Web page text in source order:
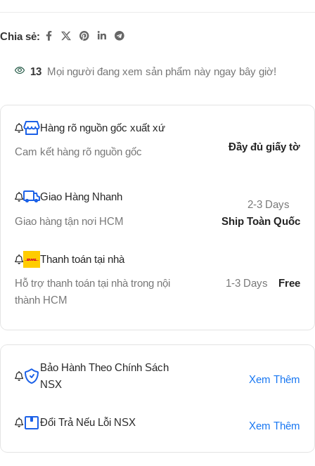
Chia sẻ:
13 Mọi người đang xem sản phẩm này ngay bây giờ!
Hàng rõ nguồn gốc xuất xứ
Cam kết hàng rõ nguồn gốc
Đầy đủ giấy tờ
Giao Hàng Nhanh
Giao hàng tận nơi HCM
2-3 Days
Ship Toàn Quốc
Thanh toán tại nhà
Hỗ trợ thanh toán tại nhà trong nội
thành HCM
1-3 Days Free
Bảo Hành Theo Chính Sách
NSX
Xem Thêm
Đổi Trả Nếu Lỗi NSX Xem Thêm